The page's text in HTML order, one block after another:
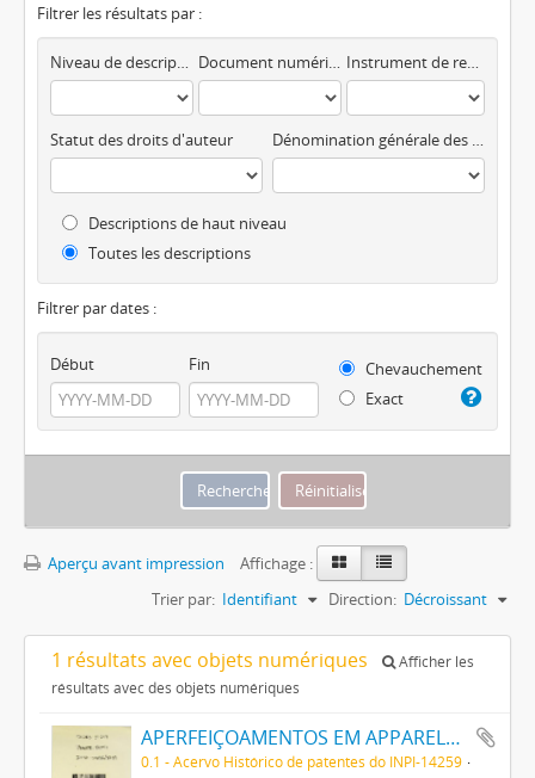
Filtrer les résultats par :
Niveau de description Document numérique disponible Instrument de recherche
Statut des droits d'auteur Dénomination générale des documents
Descriptions de haut niveau
Toutes les descriptions
Filtrer par dates :
Début Fin
Chevauchement
Exact
Aperçu avant impression
Affichage :
Trier par: Identifiant Direction: Décroissant
1 résultats avec objets numériques
Afficher les
résultats avec des objets numériques
APERFEIÇOAMENTOS EM APPARELHO PARA DESCARGA DE ELECTRONOS
0.1 - Acervo Histórico de patentes do INPI-14259